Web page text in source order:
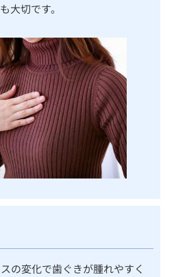
大切です。
の変化で歯ぐきが腫れやすく